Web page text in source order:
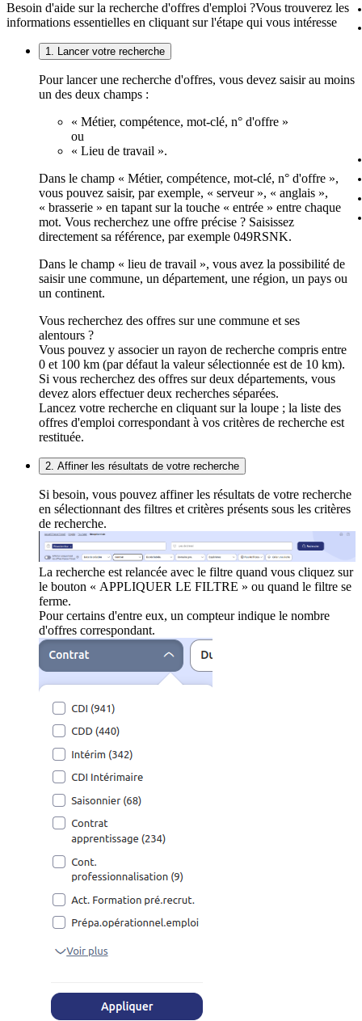
Besoin d'aide sur la recherche d'offres d'emploi ?Vous trouverez les
informations essentielles en cliquant sur l'étape qui vous intéresse
1. Lancer votre recherche
Pour lancer une recherche d'offres, vous devez saisir au moins
un des deux champs :
« Métier, compétence, mot-clé, n° d'offre »
ou
« Lieu de travail ».
Dans le champ « Métier, compétence, mot-clé, n° d'offre »,
vous pouvez saisir, par exemple, « serveur », « anglais »,
« brasserie » en tapant sur la touche « entrée » entre chaque
mot. Vous recherchez une offre précise ? Saisissez
directement sa référence, par exemple 049RSNK.
Dans le champ « lieu de travail », vous avez la possibilité de
saisir une commune, un département, une région, un pays ou
un continent.
Vous recherchez des offres sur une commune et ses
alentours ?
Vous pouvez y associer un rayon de recherche compris entre
0 et 100 km (par défaut la valeur sélectionnée est de 10 km).
Si vous recherchez des offres sur deux départements, vous
devez alors effectuer deux recherches séparées.
Lancez votre recherche en cliquant sur la loupe ; la liste des
offres d'emploi correspondant à vos critères de recherche est
restituée.
2. Affiner les résultats de votre recherche
Si besoin, vous pouvez affiner les résultats de votre recherche
en sélectionnant des filtres et critères présents sous les critères
de recherche.
La recherche est relancée avec le filtre quand vous cliquez sur
le bouton « APPLIQUER LE FILTRE » ou quand le filtre se
ferme.
Pour certains d'entre eux, un compteur indique le nombre
d'offres correspondant.